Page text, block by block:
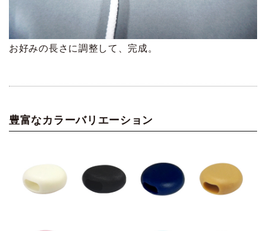
お好みの長さに調整して、完成。
豊富なカラーバリエーション